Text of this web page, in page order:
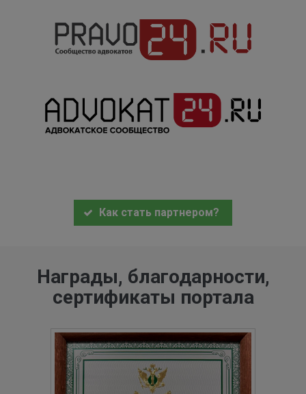
Как стать партнером?
Награды, благодарности,
сертификаты портала